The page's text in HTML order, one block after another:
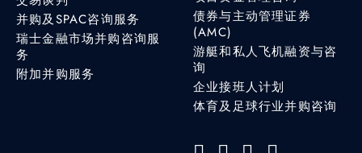
并购及SPAC咨询服务
瑞士金融市场并购咨询服
务
附加并购服务
债券与主动管理证券
(AMC)
游艇和私人飞机融资与咨
询
企业接班人计划
体育及足球行业并购咨询